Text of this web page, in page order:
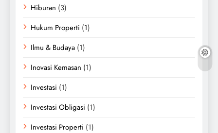
Hiburan (3)
Hukum Properti (1)
Ilmu & Budaya (1)
Inovasi Kemasan (1)
Investasi (1)
Investasi Obligasi (1)
Investasi Properti (1)